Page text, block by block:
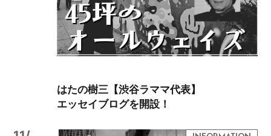
はたの樹三【渋谷ラママ代表】
エッセイブログを開設！